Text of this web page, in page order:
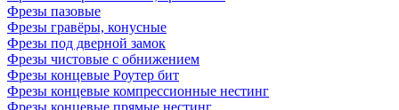
Фрезы пазовые
Фрезы гравёры, конусные
Фрезы под дверной замок
Фрезы чистовые с обнижением
Фрезы концевые Роутер бит
Фрезы концевые компрессионные нестинг
Фрезы концевые прямые нестинг